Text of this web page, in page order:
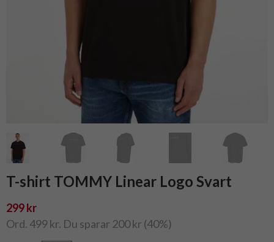
T-shirt TOMMY Linear Logo Svart
299 kr
Ord. 499 kr. Du sparar 200 kr (40%)